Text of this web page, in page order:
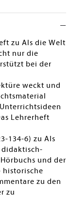
zu Als die Welt
nur die
bei der
weckt und
Lehrerheft
134-6) zu Als
und der
historische
zu den
zu